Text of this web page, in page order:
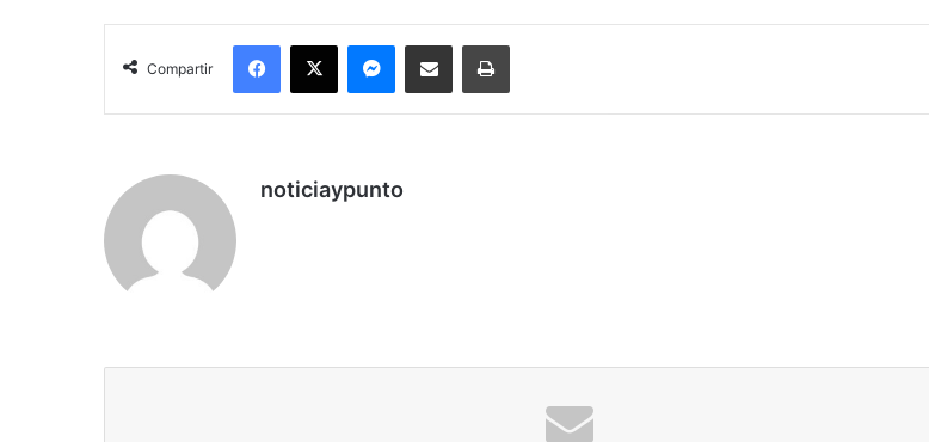
Compartir
Facebook
X MessengerCompartir por correo electrónicoImprimir
noticiaypunto